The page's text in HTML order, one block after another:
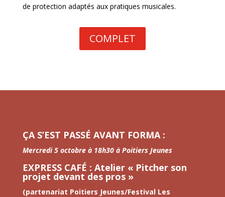
de protection adaptés aux pratiques musicales.
COMPLET
ÇA S’EST PASSÉ AVANT FORMA :
Mercredi 5 octobre à 18h30 à Poitiers Jeunes
EXPRESS CAFÉ : Atelier « Pitcher son
projet devant des pros »
(partenariat Poitiers Jeunes/Festival Les